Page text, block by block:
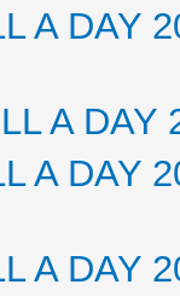
A DAY
A DAY
A DAY
A DAY